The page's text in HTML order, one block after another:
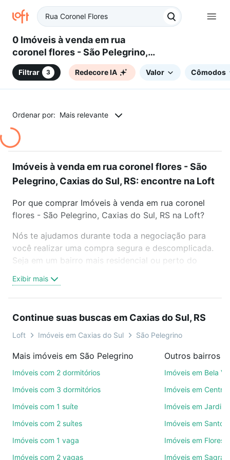
0 Imóveis à venda em rua
coronel flores - São Pelegrino,
Caxias do Sul, RS
Filtrar 3 Redecore IA Valor Cômodos
Ordenar por: Mais relevante
Imóveis à venda em rua coronel flores - São
Pelegrino, Caxias do Sul, RS: encontre na Loft
Por que comprar Imóveis à venda em rua coronel
flores - São Pelegrino, Caxias do Sul, RS na Loft?
Nós te ajudamos durante toda a negociação para
você realizar uma compra segura e descomplicada.
Seja em um bairro mais residencial ou perto do
oferta ideal de Imóveis à venda em rua coronel
flores - São Pelegrino, Caxias do Sul, RS para
ou por videochamada, é grátis, sem compromisso e
você ainda conta com mais de 46 mil corretores e
de imóveis.
ruas, bairros e até condomínios favoritos. Você
também pode usar os filtros como quantidade de
quartos, suítes, com ou sem vaga de garagem para
Exibir mais
Continue suas buscas em Caxias do Sul, RS
Loft Imóveis em Caxias do Sul São Pelegrino
Mais imóveis em São Pelegrino
Imóveis com 2 dormitórios
Imóveis com 3 dormitórios
Imóveis com 1 suíte
Imóveis com 2 suítes
Imóveis com 1 vaga
Imóveis com 2 vagas
Imóveis em Bela
Imóveis em Centro
Imóveis em Jardim
Imóveis em Santo
Imóveis em
Imóveis em